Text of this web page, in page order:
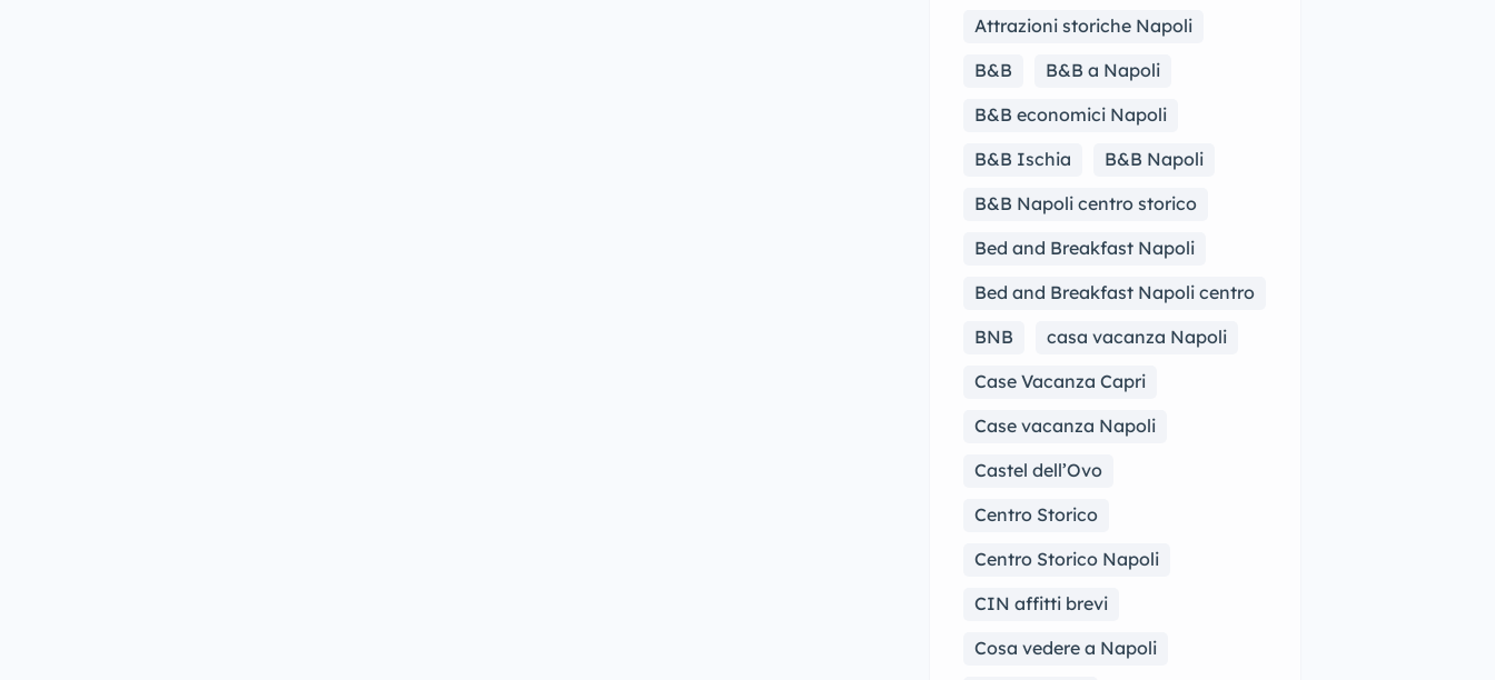
Attrazioni storiche Napoli
B&B
B&B a Napoli
B&B economici Napoli
B&B Ischia
B&B Napoli
B&B Napoli centro storico
Bed and Breakfast Napoli
Bed and Breakfast Napoli centro
BNB
casa vacanza Napoli
Case Vacanza Capri
Case vacanza Napoli
Castel dell’Ovo
Centro Storico
Centro Storico Napoli
CIN affitti brevi
Cosa vedere a Napoli